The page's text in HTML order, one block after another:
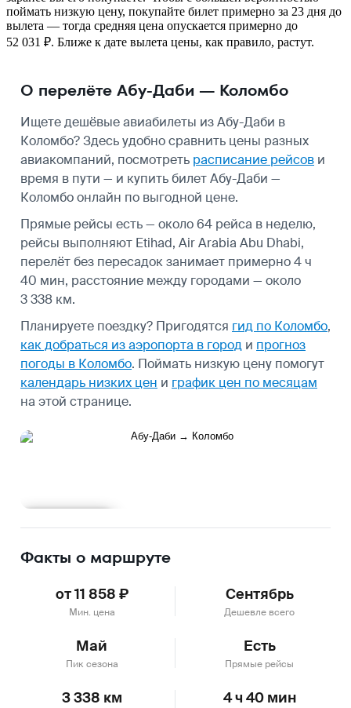
поймать низкую цену, покупайте билет примерно за 23 дня до
вылета — тогда средняя цена опускается примерно до
52 031 ₽. Ближе к дате вылета цены, как правило, растут.
О перелёте Абу-Даби — Коломбо
Ищете дешёвые авиабилеты из Абу-Даби в
Коломбо? Здесь удобно сравнить цены разных
авиакомпаний, посмотреть расписание рейсов и
время в пути — и купить билет Абу-Даби —
Коломбо онлайн по выгодной цене.
Прямые рейсы есть — около 64 рейса в неделю,
рейсы выполняют Etihad, Air Arabia Abu Dhabi,
перелёт без пересадок занимает примерно 4 ч
40 мин, расстояние между городами — около
3 338 км.
Планируете поездку? Пригодятся гид по Коломбо,
как добраться из аэропорта в город и прогноз
погоды в Коломбо. Поймать низкую цену помогут
календарь низких цен и график цен по месяцам
на этой странице.
Факты о маршруте
от 11 858 ₽
Мин. цена
Сентябрь
Дешевле всего
Май
Пик сезона
Есть
Прямые рейсы
3 338 км 4 ч 40 мин